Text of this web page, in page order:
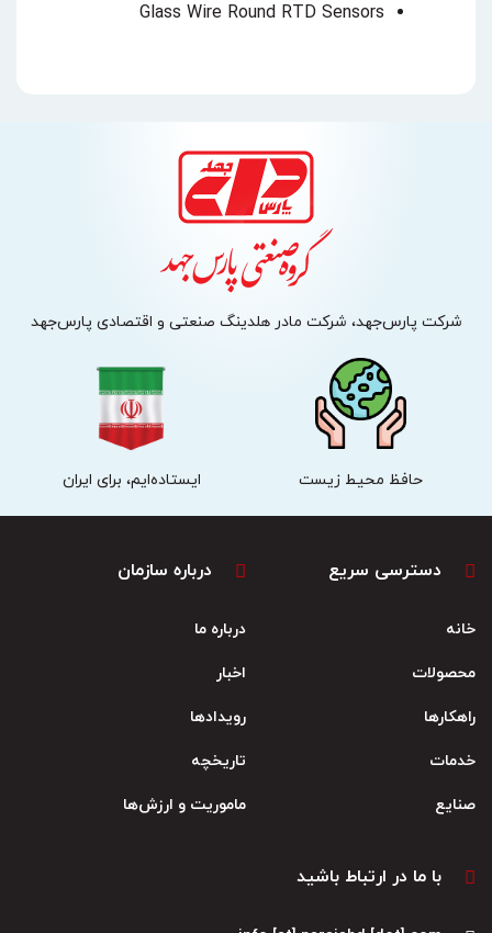
Glass Wire Round RTD Sensors
شرکت پارس‌جهد، شرکت مادر هلدینگ صنعتی و اقتصادی پارس‌جهد
حافظ محیط زیست ایستاده‌ایم، برای ایران
دسترسی سریع
خانه
محصولات
راهکارها
خدمات
صنایع
درباره سازمان
درباره ما
اخبار
رویدادها
تاریخچه
ماموریت و ارزش‌ها
با ما در ارتباط باشید